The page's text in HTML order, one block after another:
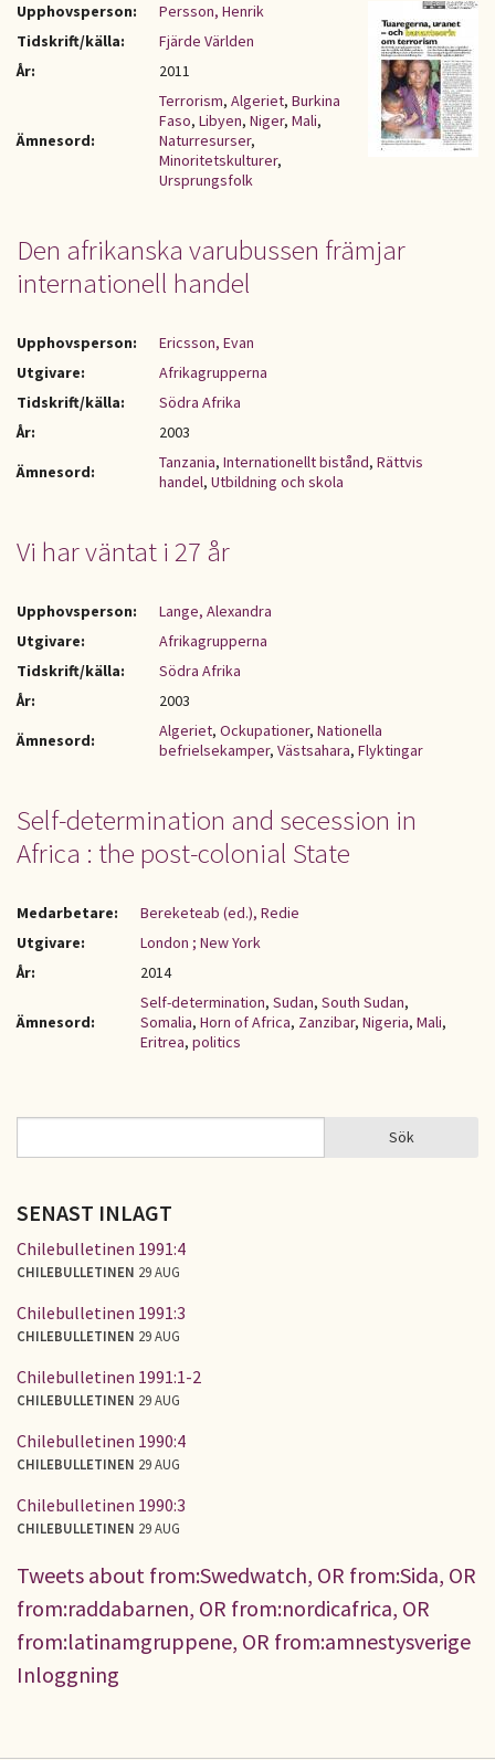
Upphovsperson:
Persson, Henrik
Tidskrift/källa:
Fjärde Världen
År:
2011
Ämnesord:
Terrorism, Algeriet, Burkina
Faso, Libyen, Niger, Mali,
Naturresurser,
Minoritetskulturer,
Ursprungsfolk
Den afrikanska varubussen främjar
internationell handel
Upphovsperson:
Ericsson, Evan
Utgivare:
Afrikagrupperna
Tidskrift/källa:
Södra Afrika
År:
2003
Ämnesord:
Tanzania, Internationellt bistånd, Rättvis
handel, Utbildning och skola
Vi har väntat i 27 år
Upphovsperson:
Lange, Alexandra
Utgivare:
Afrikagrupperna
Tidskrift/källa:
Södra Afrika
År:
2003
Ämnesord:
Algeriet, Ockupationer, Nationella
befrielsekamper, Västsahara, Flyktingar
Self-determination and secession in
Africa : the post-colonial State
Medarbetare:
Bereketeab (ed.), Redie
Utgivare:
London ; New York
År:
2014
Ämnesord:
Self-determination, Sudan, South Sudan,
Somalia, Horn of Africa, Zanzibar, Nigeria, Mali,
Eritrea, politics
SÖKFORMULÄR Sök
SENAST INLAGT
Chilebulletinen 1991:4
CHILEBULLETINEN 29 AUG
Chilebulletinen 1991:3
CHILEBULLETINEN 29 AUG
Chilebulletinen 1991:1-2
CHILEBULLETINEN 29 AUG
Chilebulletinen 1990:4
CHILEBULLETINEN 29 AUG
Chilebulletinen 1990:3
CHILEBULLETINEN 29 AUG
Tweets about from:Swedwatch, OR from:Sida, OR
from:raddabarnen, OR from:nordicafrica, OR
from:latinamgruppene, OR from:amnestysverige
Inloggning